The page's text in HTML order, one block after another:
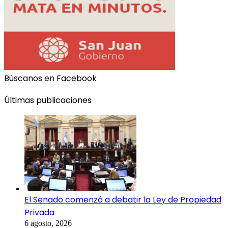
Búscanos en Facebook
Últimas publicaciones
El Senado comenzó a debatir la Ley de Propiedad
Privada
6 agosto, 2026